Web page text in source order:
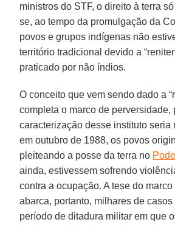
ministros do STF, o direito à terra
se, ao tempo da promulgação da
povos e grupos indígenas não
território tradicional devido a
praticado por não índios.
O conceito que vem sendo dado a
completa o marco de perversidade,
caracterização desse instituto seria
em outubro de 1988, os povos
pleiteando a posse da terra no
ainda, estivessem sofrendo
contra a ocupação. A tese do
abarca, portanto, milhares de
período de ditadura militar em que